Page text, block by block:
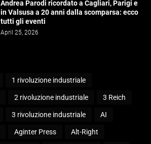
Andrea Parodi ricordato a Cagliari, Parigi e
in Valsusa a 20 anni dalla scomparsa: ecco
tutti gli eventi
April 25, 2026
1 rivoluzione industriale
2 rivoluzione industriale 3 Reich
3 rivoluzione industriale AI
Aginter Press Alt-Right